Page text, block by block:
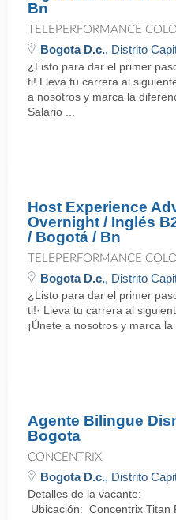
Bn
TELEPERFORMANCE
Bogota D.c., Distrito
¿Listo para dar el primer
ti! Lleva tu carrera al
a nosotros y marca la
Salario ...
Host Experience
Overnight / Inglés
/ Bogotá / Bn
TELEPERFORMANCE
Bogota D.c., Distrito
¿Listo para dar el primer
ti!· Lleva tu carrera al
¡Únete a nosotros y marca la
Agente Bilingue
Bogota
CONCENTRIX
Bogota D.c., Distrito
Detalles de la vacante:
Ubicación: Concentrix Titan